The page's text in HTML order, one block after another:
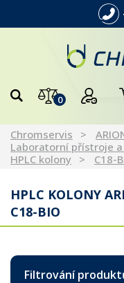
0
Chromservis
Laboratorní přístroje
HPLC kolony
C18-
HPLC KOLONY
C18-BIO
Filtrování